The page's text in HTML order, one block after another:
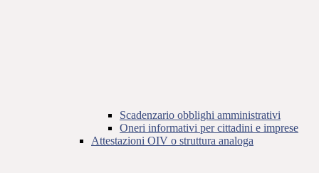
Scadenzario obblighi amministrativi
Oneri informativi per cittadini e imprese
Attestazioni OIV o struttura analoga